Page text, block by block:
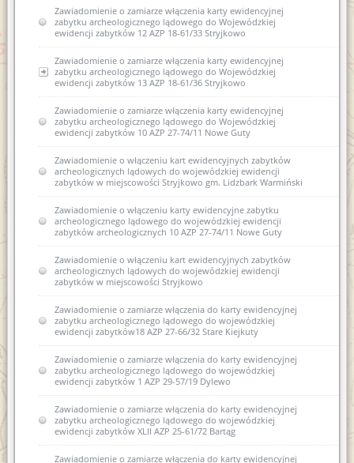
Zawiadomienie o zamiarze włączenia karty ewidencyjnej
zabytku archeologicznego lądowego do Wojewódzkiej
ewidencji zabytków 12 AZP 18-61/33 Stryjkowo
Zawiadomienie o zamiarze włączenia karty ewidencyjnej
zabytku archeologicznego lądowego do Wojewódzkiej
ewidencji zabytków 13 AZP 18-61/36 Stryjkowo
Zawiadomienie o zamiarze włączenia karty ewidencyjnej
zabytku archeologicznego lądowego do Wojewódzkiej
ewidencji zabytków 13 AZP 18-61/36 Stryjkowo
Zawiadomienie o zamiarze włączenia karty ewidencyjnej
zabytku archeologicznego lądowego do Wojewódzkiej
ewidencji zabytków 10 AZP 27-74/11 Nowe Guty
Zawiadomienie o włączeniu kart ewidencyjnych zabytków
archeologicznych lądowych do wojewódzkiej ewidencji
zabytków w miejscowości Stryjkowo gm. Lidzbark Warmiński
Zawiadomienie o włączeniu karty ewidencyjne zabytku
archeologicznego lądowego do wojewódzkiej ewidencji
zabytków archeologicznych 10 AZP 27-74/11 Nowe Guty
Zawiadomienie o włączeniu kart ewidencyjnych zabytków
archeologicznych lądowych do wojewódzkiej ewidencji
zabytków w miejscowości Stryjkowo
Zawiadomienie o zamiarze włączenia do karty ewidencyjnej
zabytku archeologicznego lądowego do wojewódzkiej
ewidencji zabytków18 AZP 27-66/32 Stare Kiejkuty
Zawiadomienie o zamiarze włączenia do karty ewidencyjnej
zabytku archeologicznego lądowego do wojewódzkiej
ewidencji zabytków 1 AZP 29-57/19 Dylewo
Zawiadomienie o zamiarze włączenia do karty ewidencyjnej
zabytku archeologicznego lądowego do wojewódzkiej
ewidencji zabytków XLII AZP 25-61/72 Bartąg
Zawiadomienie o zamiarze włączenia do karty ewidencyjnej